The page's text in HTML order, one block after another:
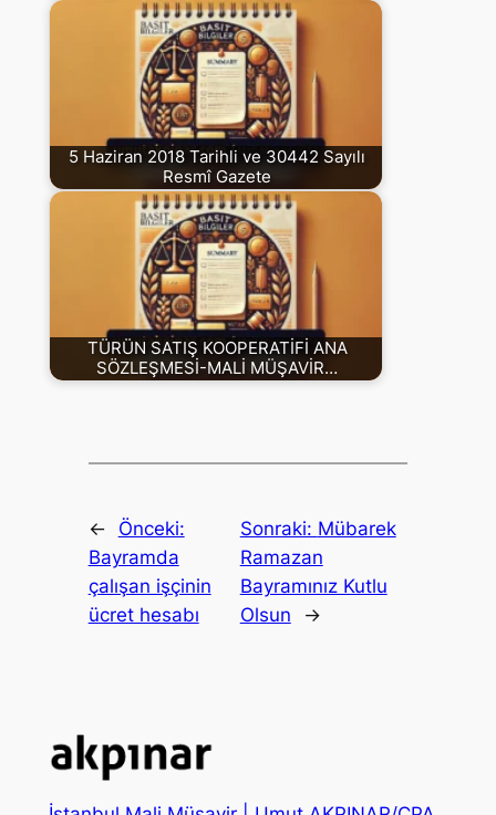
5 Haziran 2018 Tarihli ve 30442 Sayılı
Resmî Gazete
TÜRÜN SATIŞ KOOPERATİFİ ANA
SÖZLEŞMESİ-MALİ MÜŞAVİR…
←
Önceki:
Bayramda
çalışan işçinin
ücret hesabı
Sonraki: Mübarek
Ramazan
Bayramınız Kutlu
Olsun
→